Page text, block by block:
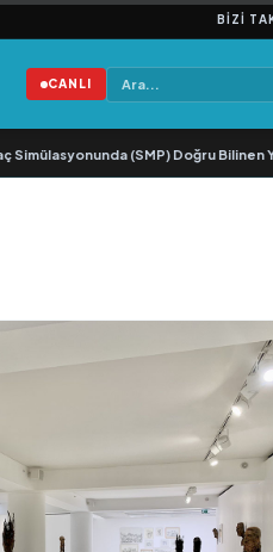
BIZI
CANLI
(SMP) Doğru Bilinen